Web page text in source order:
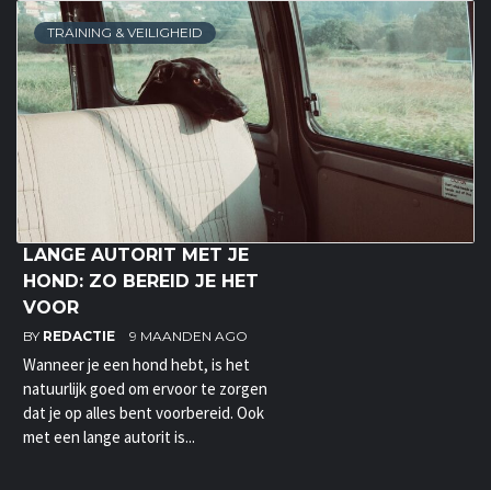
TRAINING & VEILIGHEID
LANGE AUTORIT MET JE
HOND: ZO BEREID JE HET
VOOR
BY REDACTIE 9 MAANDEN AGO
Wanneer je een hond hebt, is het
natuurlijk goed om ervoor te zorgen
dat je op alles bent voorbereid. Ook
met een lange autorit is...